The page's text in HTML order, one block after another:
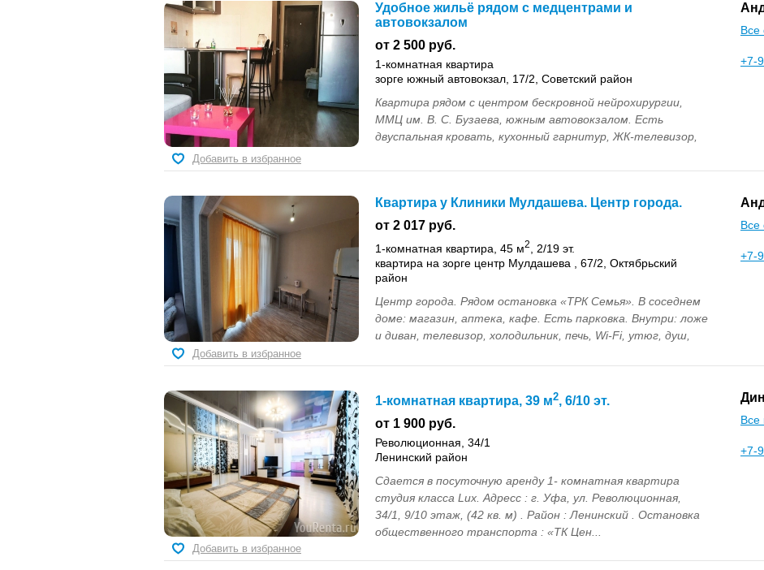
Удобное жильё рядом с медцентрами и
автовокзалом
от 2 500 руб.
1-комнатная квартира
зорге южный автовокзал, 17/2, Советский район
Квартира рядом с центром бескровной нейрохирургии,
ММЦ им. В. С. Бузаева, южным автовокзалом. Есть
двуспальная кровать, кухонный гарнитур, ЖК-телевизор,
Все
+7-
Добавить в избранное
Квартира у Клиники Мулдашева. Центр города.
от 2 017 руб.
1-комнатная квартира, 45 м2
, 2/19 эт.
квартира на зорге центр Мулдашева , 67/2, Октябрьский
район
Центр города. Рядом остановка «ТРК Семья». В соседнем
доме: магазин, аптека, кафе. Есть парковка. Внутри: ложе
и диван, телевизор, холодильник, печь, Wi-Fi, утюг, душ,
Все
+7-
Добавить в избранное
1-комнатная квартира, 39 м2, 6/10 эт.
от 1 900 руб.
Революционная, 34/1
Ленинский район
Сдается в посуточную аренду 1- комнатная квартира
студия класса Lux. Адресс : г. Уфа, ул. Революционная,
34/1, 9/10 этаж, (42 кв. м) . Район : Ленинский . Остановка
общественного транспорта : «ТК Цен...
Все
+7-
Добавить в избранное